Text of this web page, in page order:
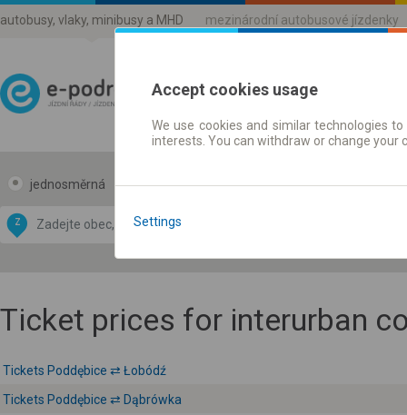
autobusy, vlaky, minibusy a MHD mezinárodní autobusové jízdenky
Jízdni řády a jízdenky
jednosměrná zpáteční
Z
by
OpenStreetMap
Ticket prices for interurban
Tickets Poddębice ⇄ Łobódź
Tickets Poddębice ⇄ Dąbrówka
Accept cookies usage
We use cookies and similar technologies
interests. You can withdraw or change
Settings